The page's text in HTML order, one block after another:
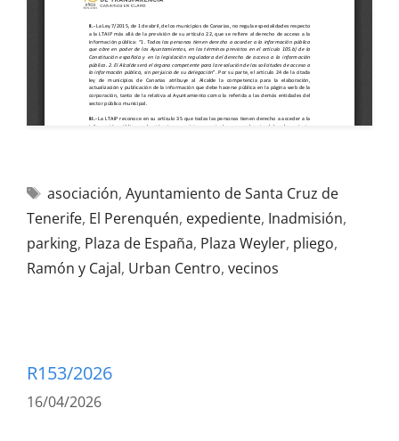
asociación, Ayuntamiento de Santa Cruz de
Tenerife, El Perenquén, expediente, Inadmisión,
parking, Plaza de España, Plaza Weyler, pliego,
Ramón y Cajal, Urban Centro, vecinos
R153/2026
16/04/2026